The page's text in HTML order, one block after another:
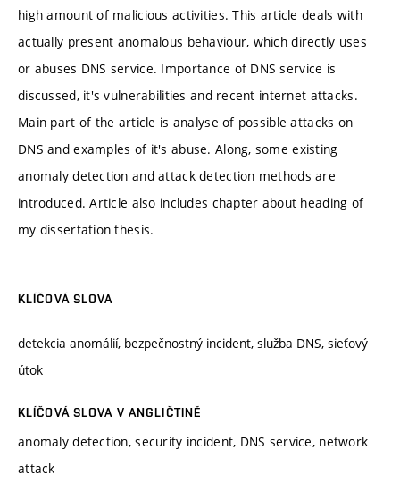
high amount of malicious activities. This article deals with
actually present anomalous behaviour, which directly uses
or abuses DNS service. Importance of DNS service is
discussed, it's vulnerabilities and recent internet attacks.
Main part of the article is analyse of possible attacks on
DNS and examples of it's abuse. Along, some existing
anomaly detection and attack detection methods are
introduced. Article also includes chapter about heading of
my dissertation thesis.
KLÍČOVÁ SLOVA
detekcia anomálií, bezpečnostný incident, služba DNS, sieťový
útok
KLÍČOVÁ SLOVA V ANGLIČTINĚ
anomaly detection, security incident, DNS service, network
attack